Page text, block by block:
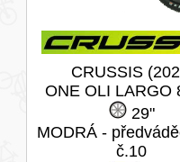
CRUSSIS
ONE OLI LARGO
29"
MODRÁ -
č.10